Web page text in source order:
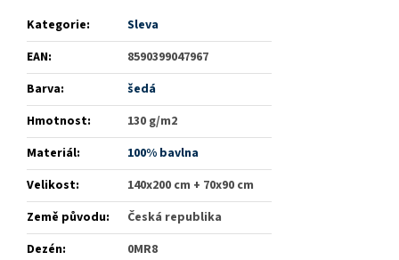
Kategorie:
Sleva
EAN:
8590399047967
Barva:
šedá
Hmotnost:
130 g/m2
Materiál:
100% bavlna
Velikost:
140x200 cm + 70x90 cm
Země původu:
Česká republika
Dezén: 0MR8